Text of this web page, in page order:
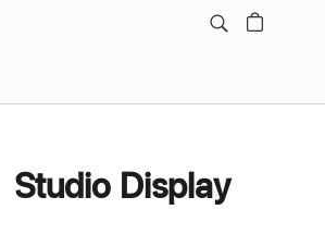
Studio Display